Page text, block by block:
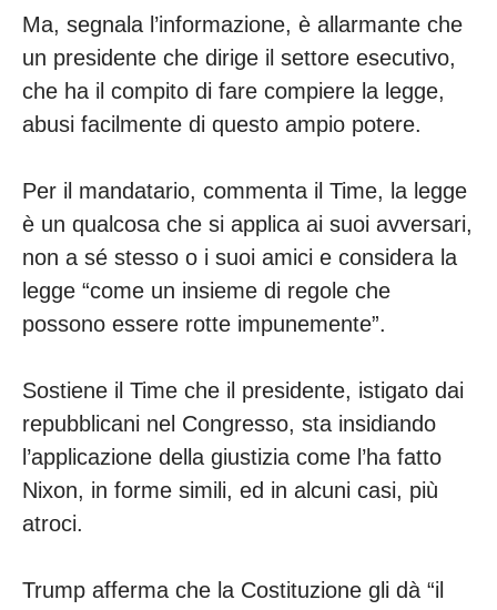
Ma, segnala l’informazione, è allarmante che
un presidente che dirige il settore esecutivo,
che ha il compito di fare compiere la legge,
abusi facilmente di questo ampio potere.
Per il mandatario, commenta il Time, la legge
è un qualcosa che si applica ai suoi avversari,
non a sé stesso o i suoi amici e considera la
legge “come un insieme di regole che
possono essere rotte impunemente”.
Sostiene il Time che il presidente, istigato dai
repubblicani nel Congresso, sta insidiando
l’applicazione della giustizia come l’ha fatto
Nixon, in forme simili, ed in alcuni casi, più
atroci.
Trump afferma che la Costituzione gli dà “il